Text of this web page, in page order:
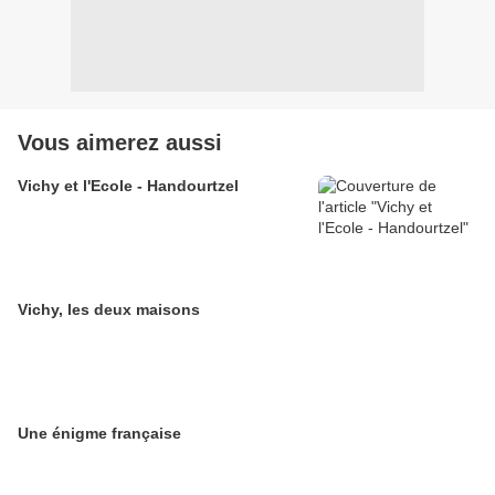
Vous aimerez aussi
Vichy et l'Ecole - Handourtzel
Vichy, les deux maisons
Une énigme française